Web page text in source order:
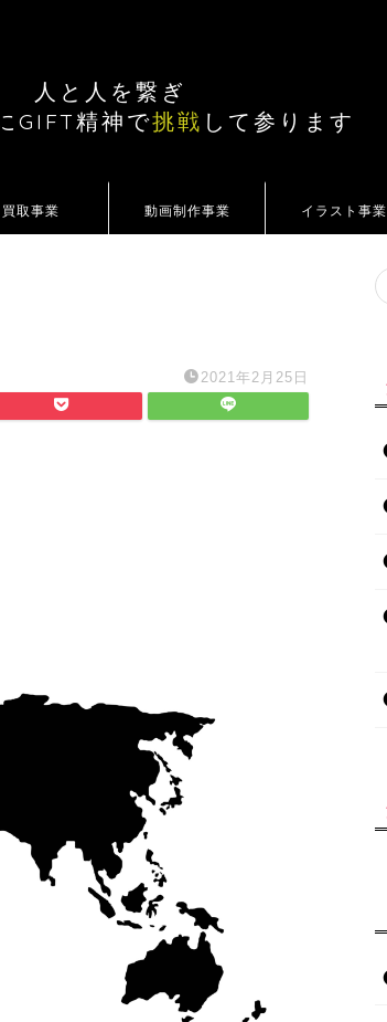
人と人を繋ぎ
GIFT精神で挑戦 して参ります
買取事業 動画制作事業 イラスト事業
2021年2月25日